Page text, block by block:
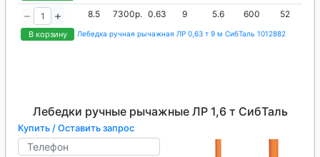
В корзину
8.5 7300р. 0.63 9 5.6 600 52
Лебедка ручная рычажная ЛР 0,63 т 9 м СибТаль 1012882
Лебедки ручные рычажные ЛР 1,6 т СибТаль
Купить / Оставить запрос